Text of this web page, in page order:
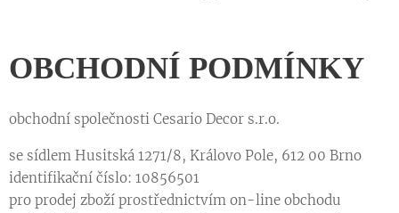
OBCHODNÍ PODMÍNKY
obchodní společnosti Cesario Decor s.r.o.
se sídlem Husitská 1271/8, Královo Pole, 612 00 Brno
identifikační číslo: 10856501
pro prodej zboží prostřednictvím on-line obchodu